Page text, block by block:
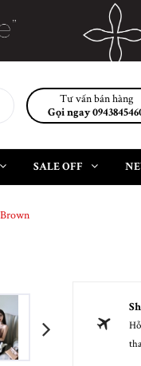
Tư vấn bán hàng
Gọi ngay
SALE OFF